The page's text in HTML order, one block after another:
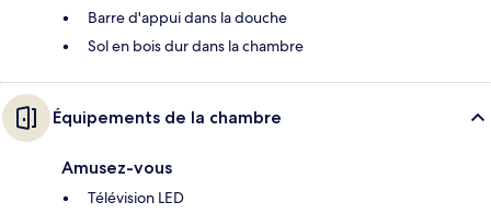
Barre d'appui dans la douche
Sol en bois dur dans la chambre
Équipements de la chambre
Amusez-vous
Télévision LED